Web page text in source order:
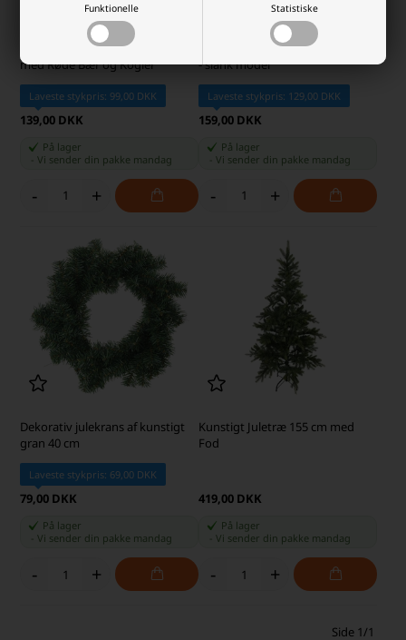
Funktionelle Statistiske
Kunstig Gran Julekrans 45 cm
med Røde Bær og Kogler
Laveste stykpris: 99,00 DKK
139,00 DKK
På lager
-Vi sender din pakke mandag
- +
Kunstigt juletræ 120 cm med fod
- slank model
Laveste stykpris: 129,00 DKK
159,00 DKK
På lager
Vi sender din pakke mandag
- +
Dekorativ julekrans af kunstigt
gran 40 cm
Laveste stykpris: 69,00 DKK
79,00 DKK
På lager
-Vi sender din pakke mandag
- +
Kunstigt Juletræ 155 cm med
Fod
419,00 DKK
På lager
Vi sender din pakke mandag
- +
Side 1/1